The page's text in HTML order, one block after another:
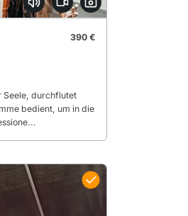
390 €
Seele, durchflutet
bedient, um in die